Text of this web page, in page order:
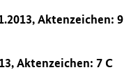
Aktenzeichen: 9
Aktenzeichen: 7 C